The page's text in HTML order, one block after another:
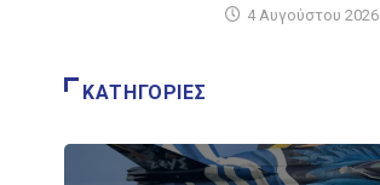
4 Αυγούστου 2026
ΚΑΤΗΓΟΡΊΕΣ